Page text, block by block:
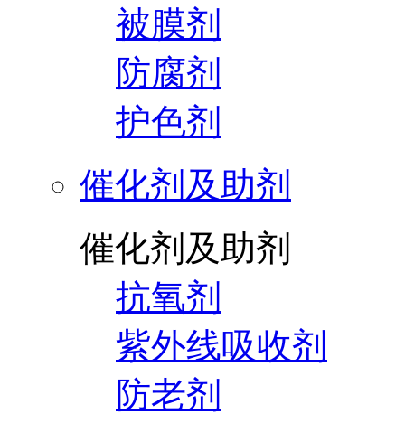
被膜剂
防腐剂
护色剂
催化剂及助剂
催化剂及助剂
抗氧剂
紫外线吸收剂
防老剂